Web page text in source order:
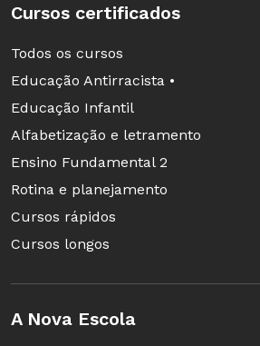
atendimento e
desigualdades. Para
melhores resultados de
aprendizagem, o
aprovado na Câmara
prevê, ainda, que os
deverão aprovar, no
legislação para
resultados de
alcançados, como
Cursos certificados
Todos os cursos
Educação Antirracista •
Educação Infantil
Alfabetização e letramento
Ensino Fundamental 2
Rotina e planejamento
Cursos rápidos
Cursos longos
A Nova Escola